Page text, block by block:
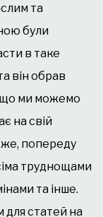
та
були
в таке
він обрав
що ми можемо
на свій
попереду
труднощами
та інше.
статей на